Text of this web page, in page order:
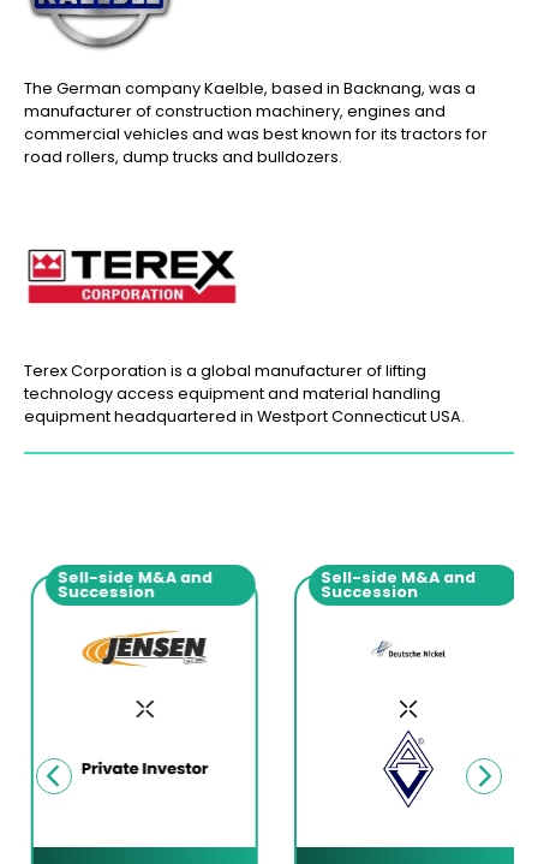
The German company Kaelble, based in Backnang, was a
manufacturer of construction machinery, engines and
commercial vehicles and was best known for its tractors for
road rollers, dump trucks and bulldozers.
Terex Corporation is a global manufacturer of lifting
technology access equipment and material handling
equipment headquartered in Westport Connecticut USA.
Sell-side M&A and
Succession
Sell-side M&A and
Succession